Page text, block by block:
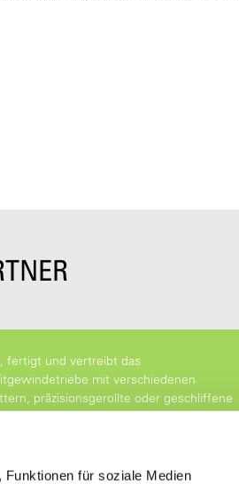
für soziale Medien
fertigt und vertreibt das
mit verschiedenen
präzisionsgerollte oder geschliffene
mit höchster Präzision.